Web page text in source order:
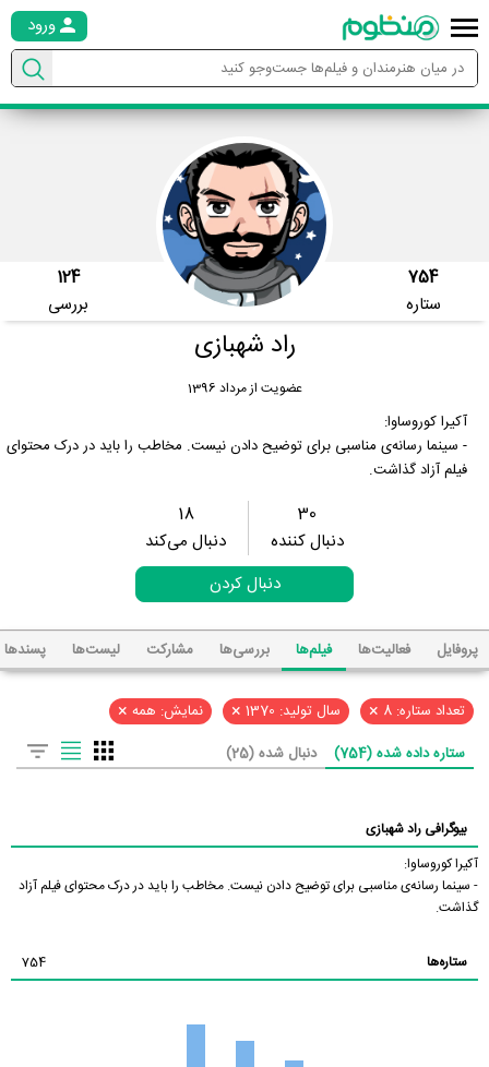
ورود
754
ستاره
124
بررسی
راد شهبازی
عضویت از مرداد 1396
آکیرا کوروساوا:
- سینما رسانه‌ی مناسبی برای توضیح دادن نیست. مخاطب را باید در درک محتوای
فیلم آزاد گذاشت.
30
دنبال کننده
18
دنبال می‌کند
دنبال کردن
پروفایل فعالیت‌ها فیلم‌ها بررسی‌ها مشارکت لیست‌ها پسند‌ها
تعداد ستاره: 8 × سال تولید: 1370 × نمایش: همه ×
ستاره داده شده (754) دنبال شده (25)
بیوگرافی راد شهبازی
آکیرا کوروساوا:
- سینما رسانه‌ی مناسبی برای توضیح دادن نیست. مخاطب را باید در درک محتوای فیلم آزاد
گذاشت.
ستاره‌ها 754